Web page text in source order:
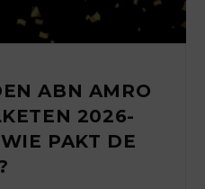
ABN AMRO
2026-
PAKT DE